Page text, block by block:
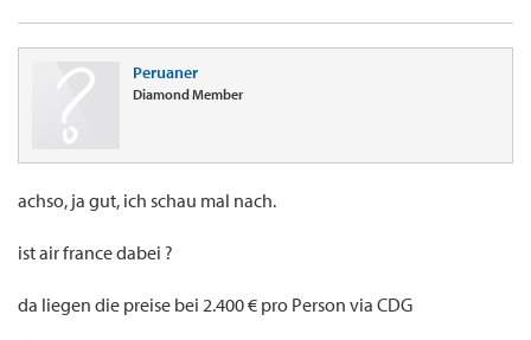
Peruaner
Diamond Member
achso, ja gut, ich schau mal nach.
ist air france dabei ?
da liegen die preise bei 2.400 € pro Person via CDG